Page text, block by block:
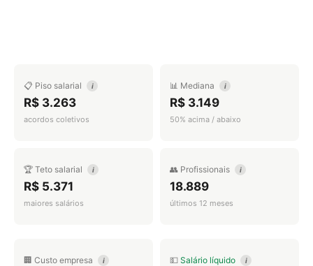
📋 Piso salarial i
R$ 3.263
acordos coletivos
📊 Mediana i
R$ 3.149
50% acima / abaixo
🏆 Teto salarial i
R$ 5.371
maiores salários
👥 Profissionais i
18.889
últimos 12 meses
🏢 Custo empresa i 💵 Salário líquido i